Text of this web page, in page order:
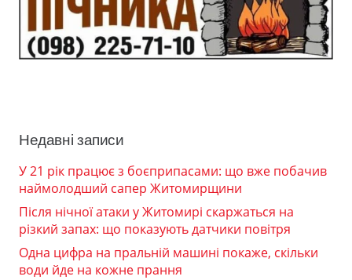
Недавні записи
У 21 рік працює з боєприпасами: що вже побачив
наймолодший сапер Житомирщини
Після нічної атаки у Житомирі скаржаться на
різкий запах: що показують датчики повітря
Одна цифра на пральній машині покаже, скільки
води йде на кожне прання